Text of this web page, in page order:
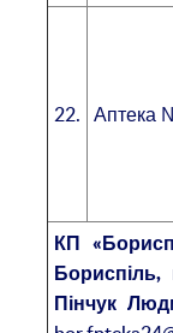
22. Аптека
КП «
Бориспіль,
Пінчук